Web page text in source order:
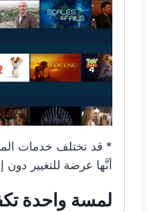
* قد تختلف خدمات
أنَّها عرضة للتغيير دون
لمسة واحدة